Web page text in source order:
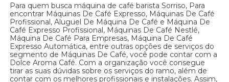
Para quem busca máquina de café barista Sorriso, Para
encontrar Máquinas De Café Expresso, Máquinas De Café
Profissional, Aluguel De Máquina De Café e Máquina De
Café Expresso Profissional, Máquinas De Café Nestlé,
Máquina De Café Para Empresas, Máquina De Café
Expresso Automática, entre outras opções de serviços do
segmento de Máquinas De Café, você pode contar com a
Dolce Aroma Café. Com a organização você consegue
tirar as suas dúvidas sobre os serviços do ramo, além de
contar com os melhores profissionais e instalações. Assim,